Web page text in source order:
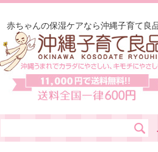
赤ちゃんの保湿ケアなら沖縄子育て良